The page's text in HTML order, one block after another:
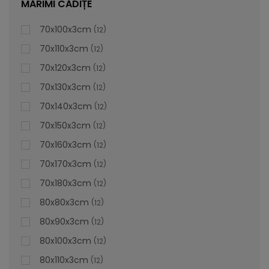
MĂRIMI CĂDIȚE
70x100x3cm 12
70x110x3cm 12
70x120x3cm 12
70x130x3cm 12
70x140x3cm 12
70x150x3cm 12
70x160x3cm 12
70x170x3cm 12
70x180x3cm 12
80x80x3cm 12
80x90x3cm 12
80x100x3cm 12
80x110x3cm 12